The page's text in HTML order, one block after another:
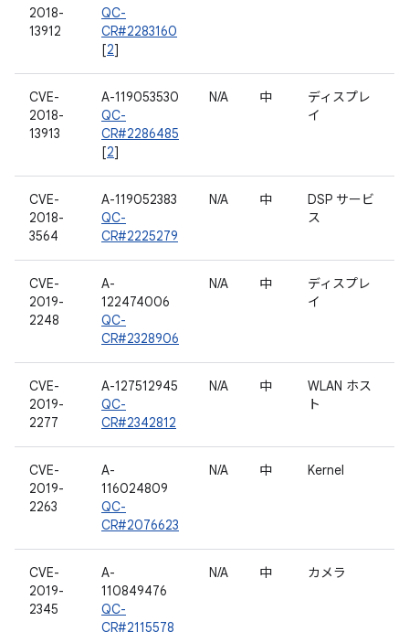
2018-
13912
QC-
CR#2283160
[2]
CVE-
2018-
13913
A-119053530
QC-
CR#2286485
[2]
N/A 中
ディスプレ
イ
CVE-
2018-
3564
A-119052383
QC-
CR#2225279
N/A 中
DSP サービ
ス
CVE-
2019-
2248
A-
122474006
QC-
CR#2328906
N/A 中
ディスプレ
イ
CVE-
2019-
2277
A-127512945
QC-
CR#2342812
N/A 中
WLAN ホス
ト
CVE-
2019-
2263
A-
116024809
QC-
CR#2076623
N/A 中 Kernel
CVE-
2019-
2345
A-
110849476
QC-
CR#2115578
N/A 中 カメラ